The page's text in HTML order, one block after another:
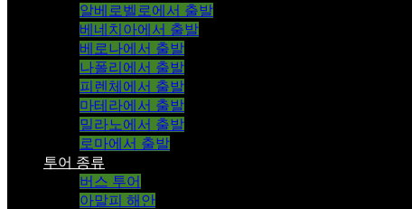
알베로벨로에서 출발
베네치아에서 출발
베로나에서 출발
나폴리에서 출발
피렌체에서 출발
마테라에서 출발
밀라노에서 출발
로마에서 출발
투어 종류
버스 투어
아말피 해안